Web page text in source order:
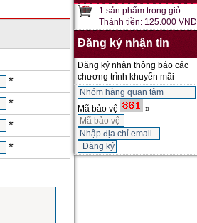
*
*
*
*
1 sản phẩm trong giỏ
Thành tiền: 125.000 VND
Đăng ký nhận tin
Đăng ký nhận thông báo các
chương trình khuyến mãi
Mã bảo vệ »